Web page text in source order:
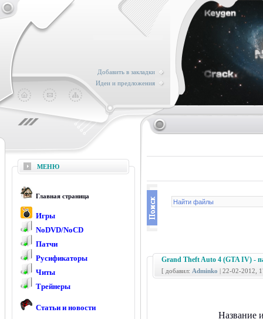
Добавить в закладки
Идеи и предложения
МЕНЮ
Главная страница
Игры
NoDVD/NoCD
Патчи
Русификаторы
Читы
Трейнеры
Статьи и новости
Grand Theft Auto 4 (GTA IV) -
[ добавил: Adminko | 22-02-2012,
Название